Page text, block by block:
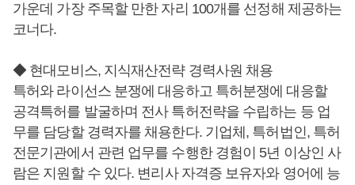
가운데 가장 주목할 만한 자리 100개를 선정해 제공하는
코너다.
◆ 현대모비스, 지식재산전략 경력사원 채용
특허와 라이선스 분쟁에 대응하고 특허분쟁에 대응할
공격특허를 발굴하며 전사 특허전략을 수립하는 등 업
무를 담당할 경력자를 채용한다. 기업체, 특허법인, 특허
전문기관에서 관련 업무를 수행한 경험이 5년 이상인 사
람은 지원할 수 있다. 변리사 자격증 보유자와 영어에 능